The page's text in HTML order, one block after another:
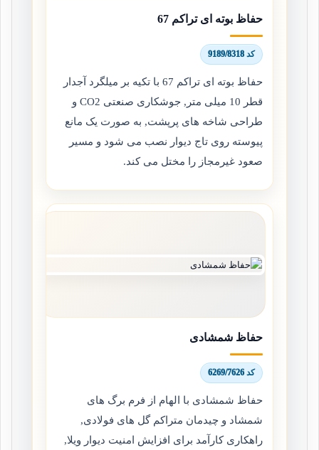
حفاظ بوته ای تراکم 67
کد 9189/8318
حفاظ بوته ای تراکم 67 با تکیه بر میلگرد آجدار
قطر 10 میلی متر, جوشکاری صنعتی CO2 و
طراحی شاخه های پرپشت, به صورت یک مانع
پیوسته روی تاج دیوار نصب می شود و مسیر
صعود غیرمجاز را مختل می کند.
حفاظ شمشادی
کد 6269/7626
حفاظ شمشادی با الهام از فرم برگ های
شمشاد و چیدمان متراکم گل های فولادی,
راهکاری کارآمد برای افزایش امنیت دیوار ویلا,